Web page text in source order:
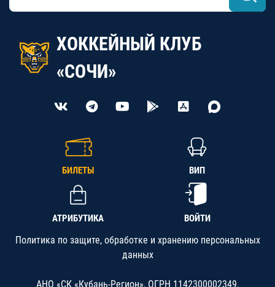
ХОККЕЙНЫЙ КЛУБ
«СОЧИ»
БИЛЕТЫ ВИП
АТРИБУТИКА ВОЙТИ
Политика по защите, обработке и хранению персональных
данных
АНО «СК «Кубань-Регион», ОГРН 1142300002349,